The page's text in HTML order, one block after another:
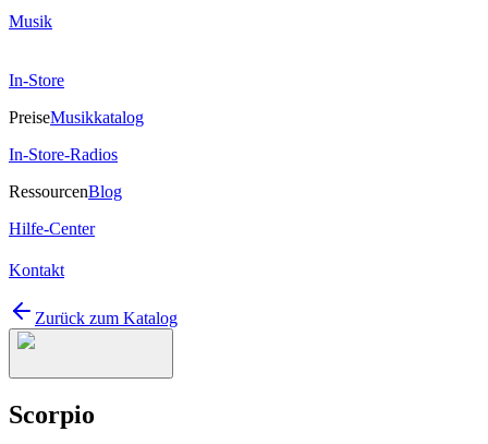
Musik
In-Store
PreiseMusikkatalog
In-Store-Radios
RessourcenBlog
Hilfe-Center
Kontakt
Zurück zum Katalog
Scorpio